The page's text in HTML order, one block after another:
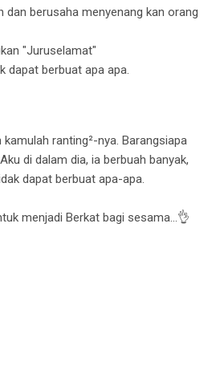
dan berusaha menyenang kan orang
"Juruselamat"
dapat berbuat apa apa.
ranting²-nya. Barangsiapa
di dalam dia, ia berbuah banyak,
dapat berbuat apa-apa.
menjadi Berkat bagi sesama...👌